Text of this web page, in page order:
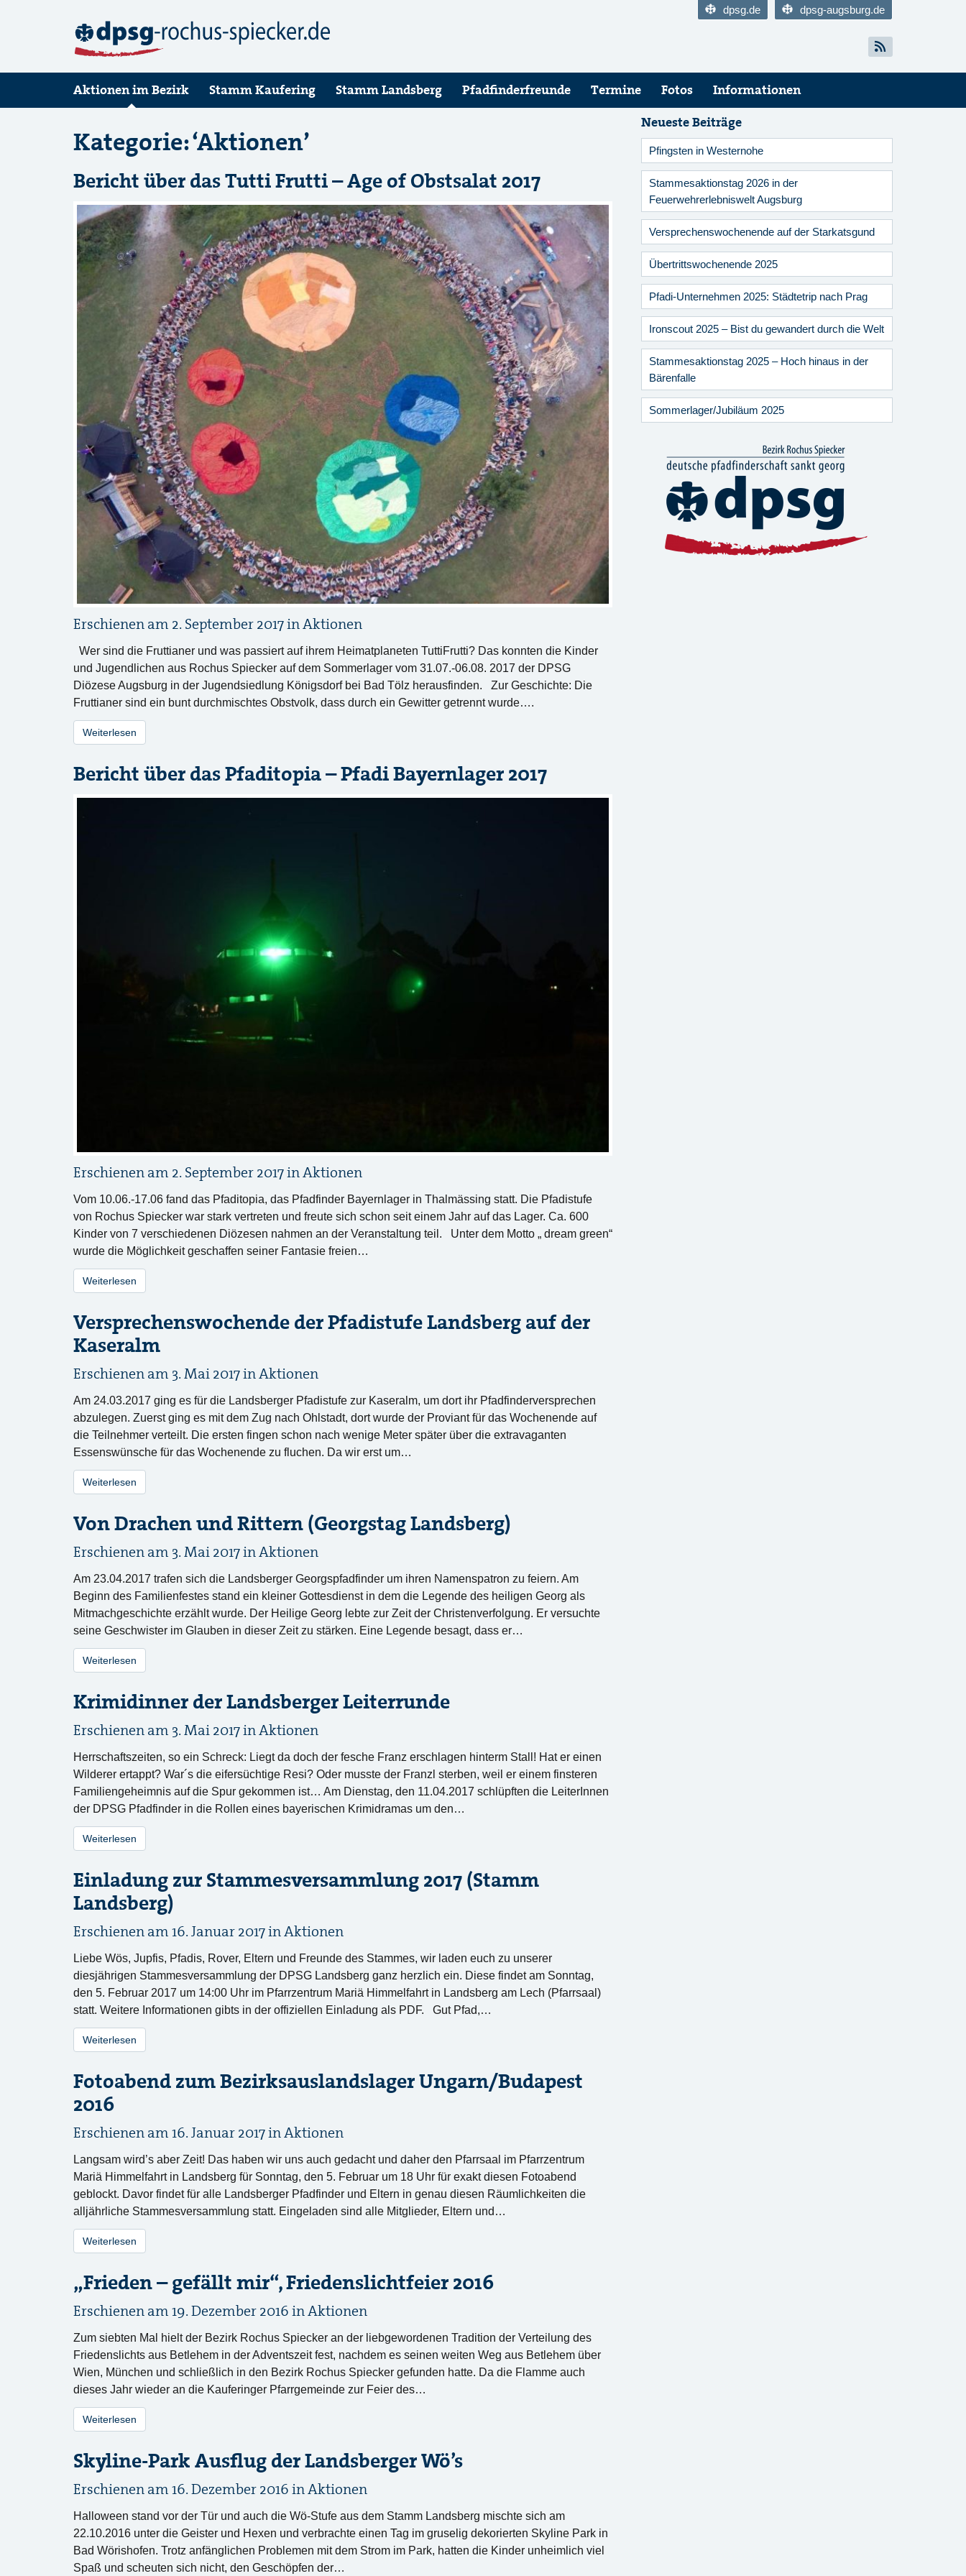
dpsg.de dpsg-augsburg.de
Aktionen im Bezirk Stamm Kaufering Stamm Landsberg Pfadfinderfreunde Termine Fotos Informationen
Kategorie: ‘Aktionen’
Bericht über das Tutti Frutti – Age of Obstsalat 2017
Erschienen am 2. September 2017 inAktionen
Wer sind die Fruttianer und was passiert auf ihrem Heimatplaneten TuttiFrutti? Das konnten die Kinder
und Jugendlichen aus Rochus Spiecker auf dem Sommerlager vom 31.07.-06.08. 2017 der DPSG
Diözese Augsburg in der Jugendsiedlung Königsdorf bei Bad Tölz herausfinden. Zur Geschichte: Die
Fruttianer sind ein bunt durchmischtes Obstvolk, dass durch ein Gewitter getrennt wurde….
Weiterlesen
Bericht über das Pfaditopia – Pfadi Bayernlager 2017
Erschienen am 2. September 2017 inAktionen
Vom 10.06.-17.06 fand das Pfaditopia, das Pfadfinder Bayernlager in Thalmässing statt. Die Pfadistufe
von Rochus Spiecker war stark vertreten und freute sich schon seit einem Jahr auf das Lager. Ca. 600
Kinder von 7 verschiedenen Diözesen nahmen an der Veranstaltung teil. Unter dem Motto „ dream green“
wurde die Möglichkeit geschaffen seiner Fantasie freien…
Weiterlesen
Versprechenswochende der Pfadistufe Landsberg auf der
Kaseralm
Erschienen am 3. Mai 2017 inAktionen
Am 24.03.2017 ging es für die Landsberger Pfadistufe zur Kaseralm, um dort ihr Pfadfinderversprechen
abzulegen. Zuerst ging es mit dem Zug nach Ohlstadt, dort wurde der Proviant für das Wochenende auf
die Teilnehmer verteilt. Die ersten fingen schon nach wenige Meter später über die extravaganten
Essenswünsche für das Wochenende zu fluchen. Da wir erst um…
Weiterlesen
Von Drachen und Rittern (Georgstag Landsberg)
Erschienen am 3. Mai 2017 inAktionen
Am 23.04.2017 trafen sich die Landsberger Georgspfadfinder um ihren Namenspatron zu feiern. Am
Beginn des Familienfestes stand ein kleiner Gottesdienst in dem die Legende des heiligen Georg als
Mitmachgeschichte erzählt wurde. Der Heilige Georg lebte zur Zeit der Christenverfolgung. Er versuchte
seine Geschwister im Glauben in dieser Zeit zu stärken. Eine Legende besagt, dass er…
Weiterlesen
Krimidinner der Landsberger Leiterrunde
Erschienen am 3. Mai 2017 inAktionen
Herrschaftszeiten, so ein Schreck: Liegt da doch der fesche Franz erschlagen hinterm Stall! Hat er einen
Wilderer ertappt? War´s die eifersüchtige Resi? Oder musste der Franzl sterben, weil er einem finsteren
Familiengeheimnis auf die Spur gekommen ist… Am Dienstag, den 11.04.2017 schlüpften die LeiterInnen
der DPSG Pfadfinder in die Rollen eines bayerischen Krimidramas um den…
Weiterlesen
Einladung zur Stammesversammlung 2017 (Stamm
Landsberg)
Erschienen am 16. Januar 2017 inAktionen
Liebe Wös, Jupfis, Pfadis, Rover, Eltern und Freunde des Stammes, wir laden euch zu unserer
diesjährigen Stammesversammlung der DPSG Landsberg ganz herzlich ein. Diese findet am Sonntag,
den 5. Februar 2017 um 14:00 Uhr im Pfarrzentrum Mariä Himmelfahrt in Landsberg am Lech (Pfarrsaal)
statt. Weitere Informationen gibts in der offiziellen Einladung als PDF. Gut Pfad,…
Weiterlesen
Fotoabend zum Bezirksauslandslager Ungarn/Budapest
2016
Erschienen am 16. Januar 2017 inAktionen
Langsam wird’s aber Zeit! Das haben wir uns auch gedacht und daher den Pfarrsaal im Pfarrzentrum
Mariä Himmelfahrt in Landsberg für Sonntag, den 5. Februar um 18 Uhr für exakt diesen Fotoabend
geblockt. Davor findet für alle Landsberger Pfadfinder und Eltern in genau diesen Räumlichkeiten die
alljährliche Stammesversammlung statt. Eingeladen sind alle Mitglieder, Eltern und…
Weiterlesen
„Frieden – gefällt mir“, Friedenslichtfeier 2016
Erschienen am 19. Dezember 2016 inAktionen
Zum siebten Mal hielt der Bezirk Rochus Spiecker an der liebgewordenen Tradition der Verteilung des
Friedenslichts aus Betlehem in der Adventszeit fest, nachdem es seinen weiten Weg aus Betlehem über
Wien, München und schließlich in den Bezirk Rochus Spiecker gefunden hatte. Da die Flamme auch
dieses Jahr wieder an die Kauferinger Pfarrgemeinde zur Feier des…
Weiterlesen
Skyline-Park Ausflug der Landsberger Wö’s
Erschienen am 16. Dezember 2016 inAktionen
Halloween stand vor der Tür und auch die Wö-Stufe aus dem Stamm Landsberg mischte sich am
22.10.2016 unter die Geister und Hexen und verbrachte einen Tag im gruselig dekorierten Skyline Park in
Bad Wörishofen. Trotz anfänglichen Problemen mit dem Strom im Park, hatten die Kinder unheimlich viel
Spaß und scheuten sich nicht, den Geschöpfen der…
Neueste Beiträge
Pfingsten in Westernohe
Stammesaktionstag 2026 in der
Feuerwehrerlebniswelt Augsburg
Versprechenswochenende auf der Starkatsgund
Übertrittswochenende 2025
Pfadi-Unternehmen 2025: Städtetrip nach Prag
Ironscout 2025 – Bist du gewandert durch die Welt
Stammesaktionstag 2025 – Hoch hinaus in der
Bärenfalle
Sommerlager/Jubiläum 2025